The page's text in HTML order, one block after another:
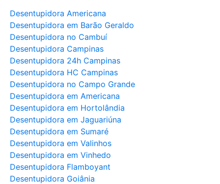
Desentupidora Americana
Desentupidora em Barão Geraldo
Desentupidora no Cambuí
Desentupidora Campinas
Desentupidora 24h Campinas
Desentupidora HC Campinas
Desentupidora no Campo Grande
Desentupidora em Americana
Desentupidora em Hortolândia
Desentupidora em Jaguariúna
Desentupidora em Sumaré
Desentupidora em Valinhos
Desentupidora em Vinhedo
Desentupidora Flamboyant
Desentupidora Goiânia